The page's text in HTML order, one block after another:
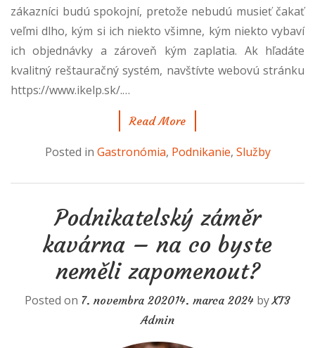
zákazníci budú spokojní, pretože nebudú musieť čakať
veľmi dlho, kým si ich niekto všimne, kým niekto vybaví
ich objednávky a zároveň kým zaplatia. Ak hľadáte
kvalitný reštauračný systém, navštívte webovú stránku
https://www.ikelp.sk/.…
Read More
Posted in Gastronómia, Podnikanie, Služby
Podnikatelský záměr
kavárna – na co byste
neměli zapomenout?
Posted on 7. novembra 202014. marca 2024 byXT3
Admin